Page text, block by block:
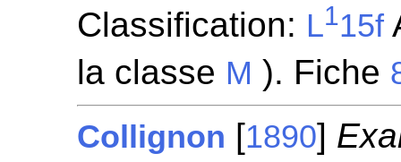
Classification: L115f
la classe M ). Fiche
Collignon [1890]